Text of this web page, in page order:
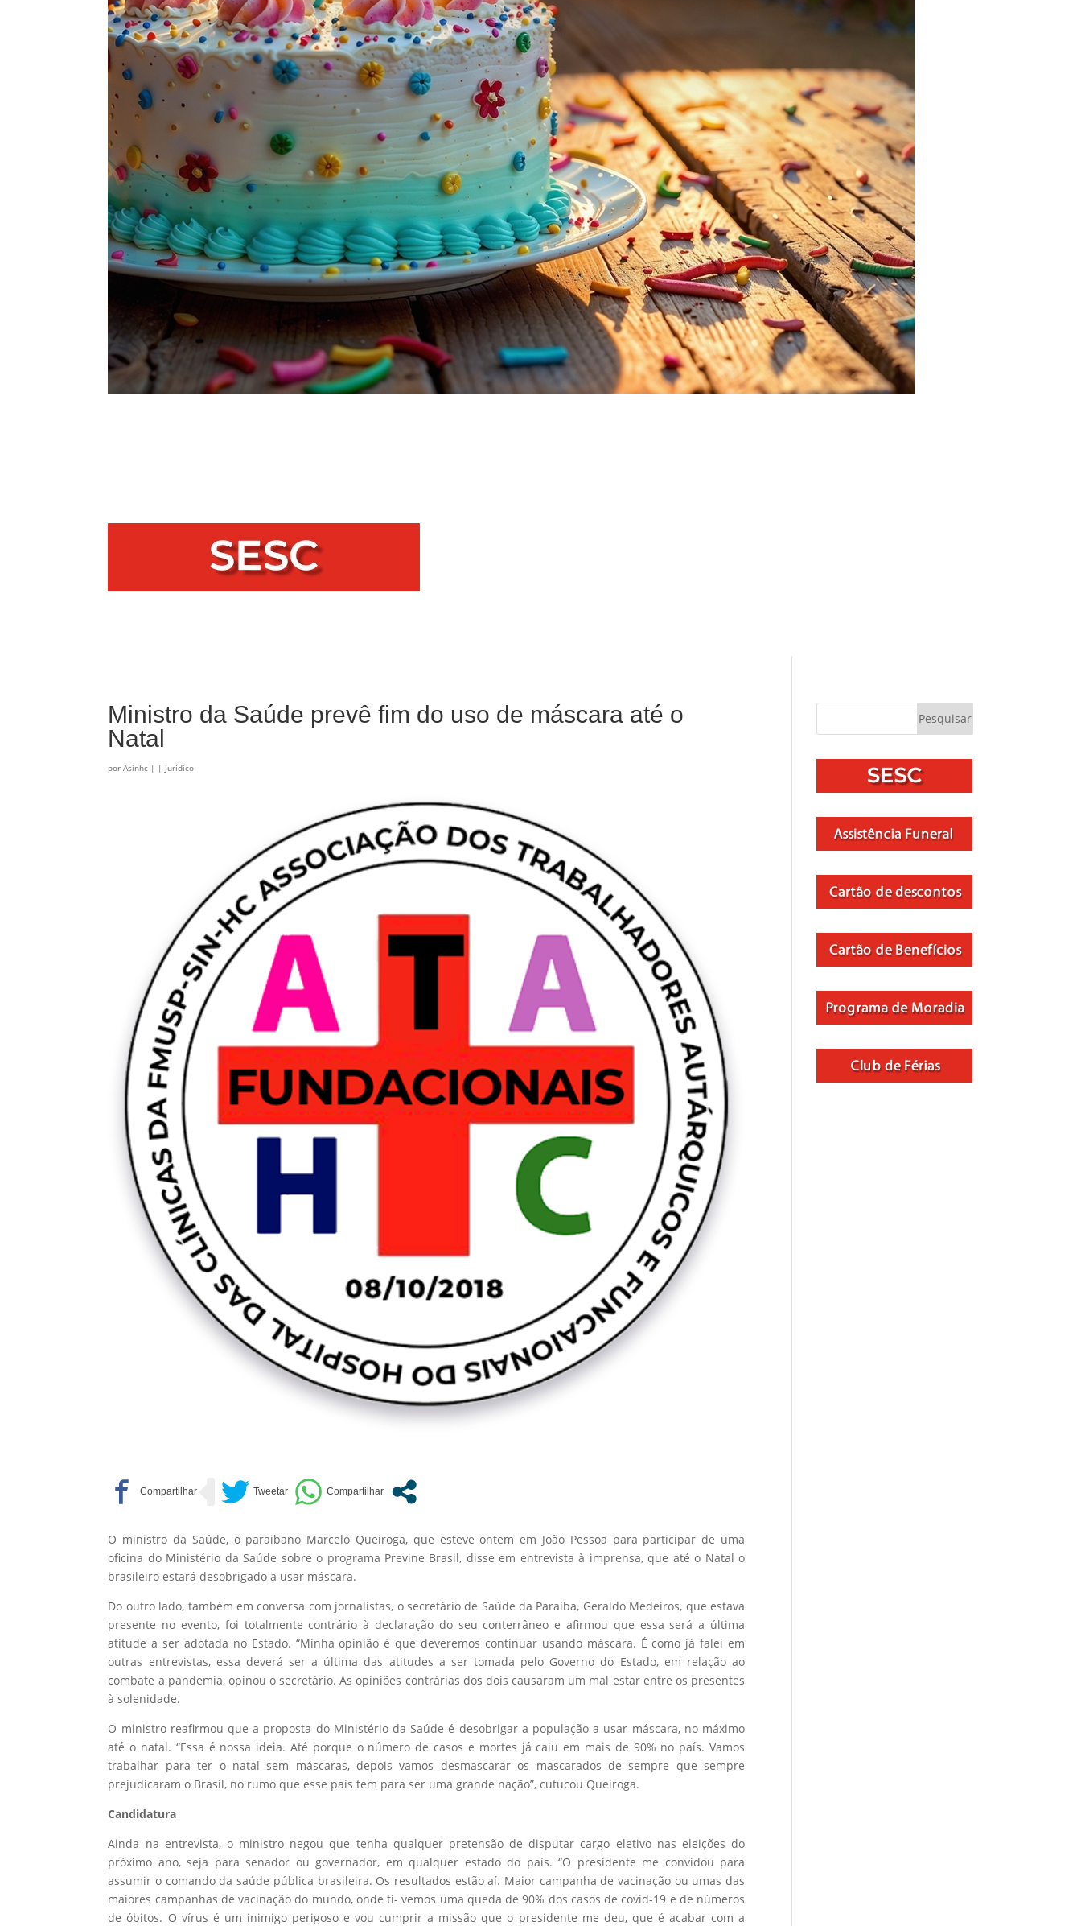
Ministro da Saúde prevê fim do uso de máscara até o
Natal
porAsinhc | | Jurídico
O ministro da Saúde, o paraibano Marcelo Queiroga, que esteve ontem em João Pessoa para participar de uma
oficina do Ministério da Saúde sobre o programa Previne Brasil, disse em entrevista à imprensa, que até o Natal o
brasileiro estará desobrigado a usar máscara.
Do outro lado, também em conversa com jornalistas, o secretário de Saúde da Paraíba, Geraldo Medeiros, que estava
presente no evento, foi totalmente contrário à declaração do seu conterrâneo e afirmou que essa será a última
atitude a ser adotada no Estado. “Minha opinião é que deveremos continuar usando máscara. É como já falei em
outras entrevistas, essa deverá ser a última das atitudes a ser tomada pelo Governo do Estado, em relação ao
combate a pandemia, opinou o secretário. As opiniões contrárias dos dois causaram um mal estar entre os presentes
à solenidade.
O ministro reafirmou que a proposta do Ministério da Saúde é desobrigar a população a usar máscara, no máximo
até o natal. “Essa é nossa ideia. Até porque o número de casos e mortes já caiu em mais de 90% no país. Vamos
trabalhar para ter o natal sem máscaras, depois vamos desmascarar os mascarados de sempre que sempre
prejudicaram o Brasil, no rumo que esse país tem para ser uma grande nação”, cutucou Queiroga.
Candidatura
Ainda na entrevista, o ministro negou que tenha qualquer pretensão de disputar cargo eletivo nas eleições do
próximo ano, seja para senador ou governador, em qualquer estado do país. “O presidente me convidou para
assumir o comando da saúde pública brasileira. Os resultados estão aí. Maior campanha de vacinação ou umas das
maiores campanhas de vacinação do mundo, onde ti- vemos uma queda de 90% dos casos de covid-19 e de números
de óbitos. O vírus é um inimigo perigoso e vou cumprir a missão que o presidente me deu, que é acabar com a